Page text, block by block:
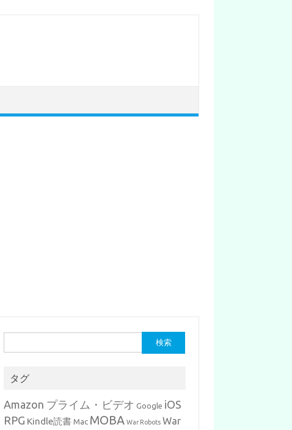
索:
タグ
Amazon プライム・ビデオ Google iOS
RPG Kindle読書 Mac MOBA War Robots War